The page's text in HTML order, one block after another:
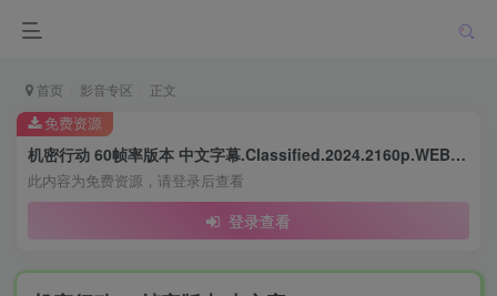
首页 影音专区 正文
机密行动 60帧率版本 中文字幕.Classified.2024.2160p.WEB-DL.AAC.H265.60fps
此内容为免费资源，请登录后查看
登录查看
免费资源